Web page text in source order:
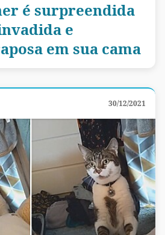
é surpreendida
e
em sua cama
30/12/2021